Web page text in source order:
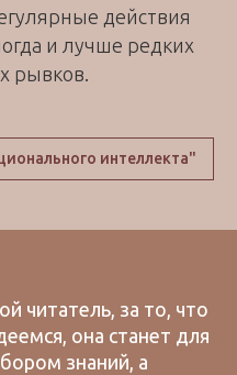
действия
и лучше редких
рывков.
интеллекта"
читатель, за то, что
она станет для
знаний, а